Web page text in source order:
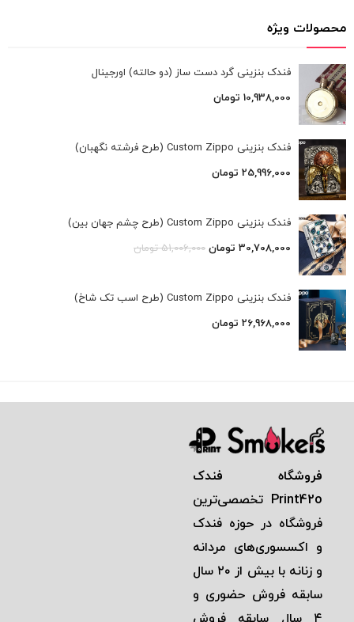
محصولات ویژه
فندک بنزینی گرد دست ساز (دو حالته) اورجینال
10,938,000 تومان
فندک بنزینی Custom Zippo (طرح فرشته نگهبان)
25,996,000 تومان
فندک بنزینی Custom Zippo (طرح چشم جهان بین)
30,708,000 تومان 51,006,000 تومان
فندک بنزینی Custom Zippo (طرح اسب تک شاخ)
26,968,000 تومان
فروشگاه فندک
Print42o تخصصی‌ترين
فروشگاه در حوزه فندک
و اكسسوری‌های مردانه
و زنانه با بيش از ٢٠ سال
سابقه فروش حضوری و